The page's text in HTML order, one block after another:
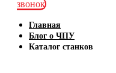
звонок
Главная
Блог о ЧПУ
Каталог станков